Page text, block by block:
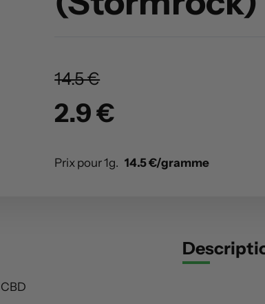
14.5 €
2.9 €
Prix pour 1g.14.5 €/gramme
CBD